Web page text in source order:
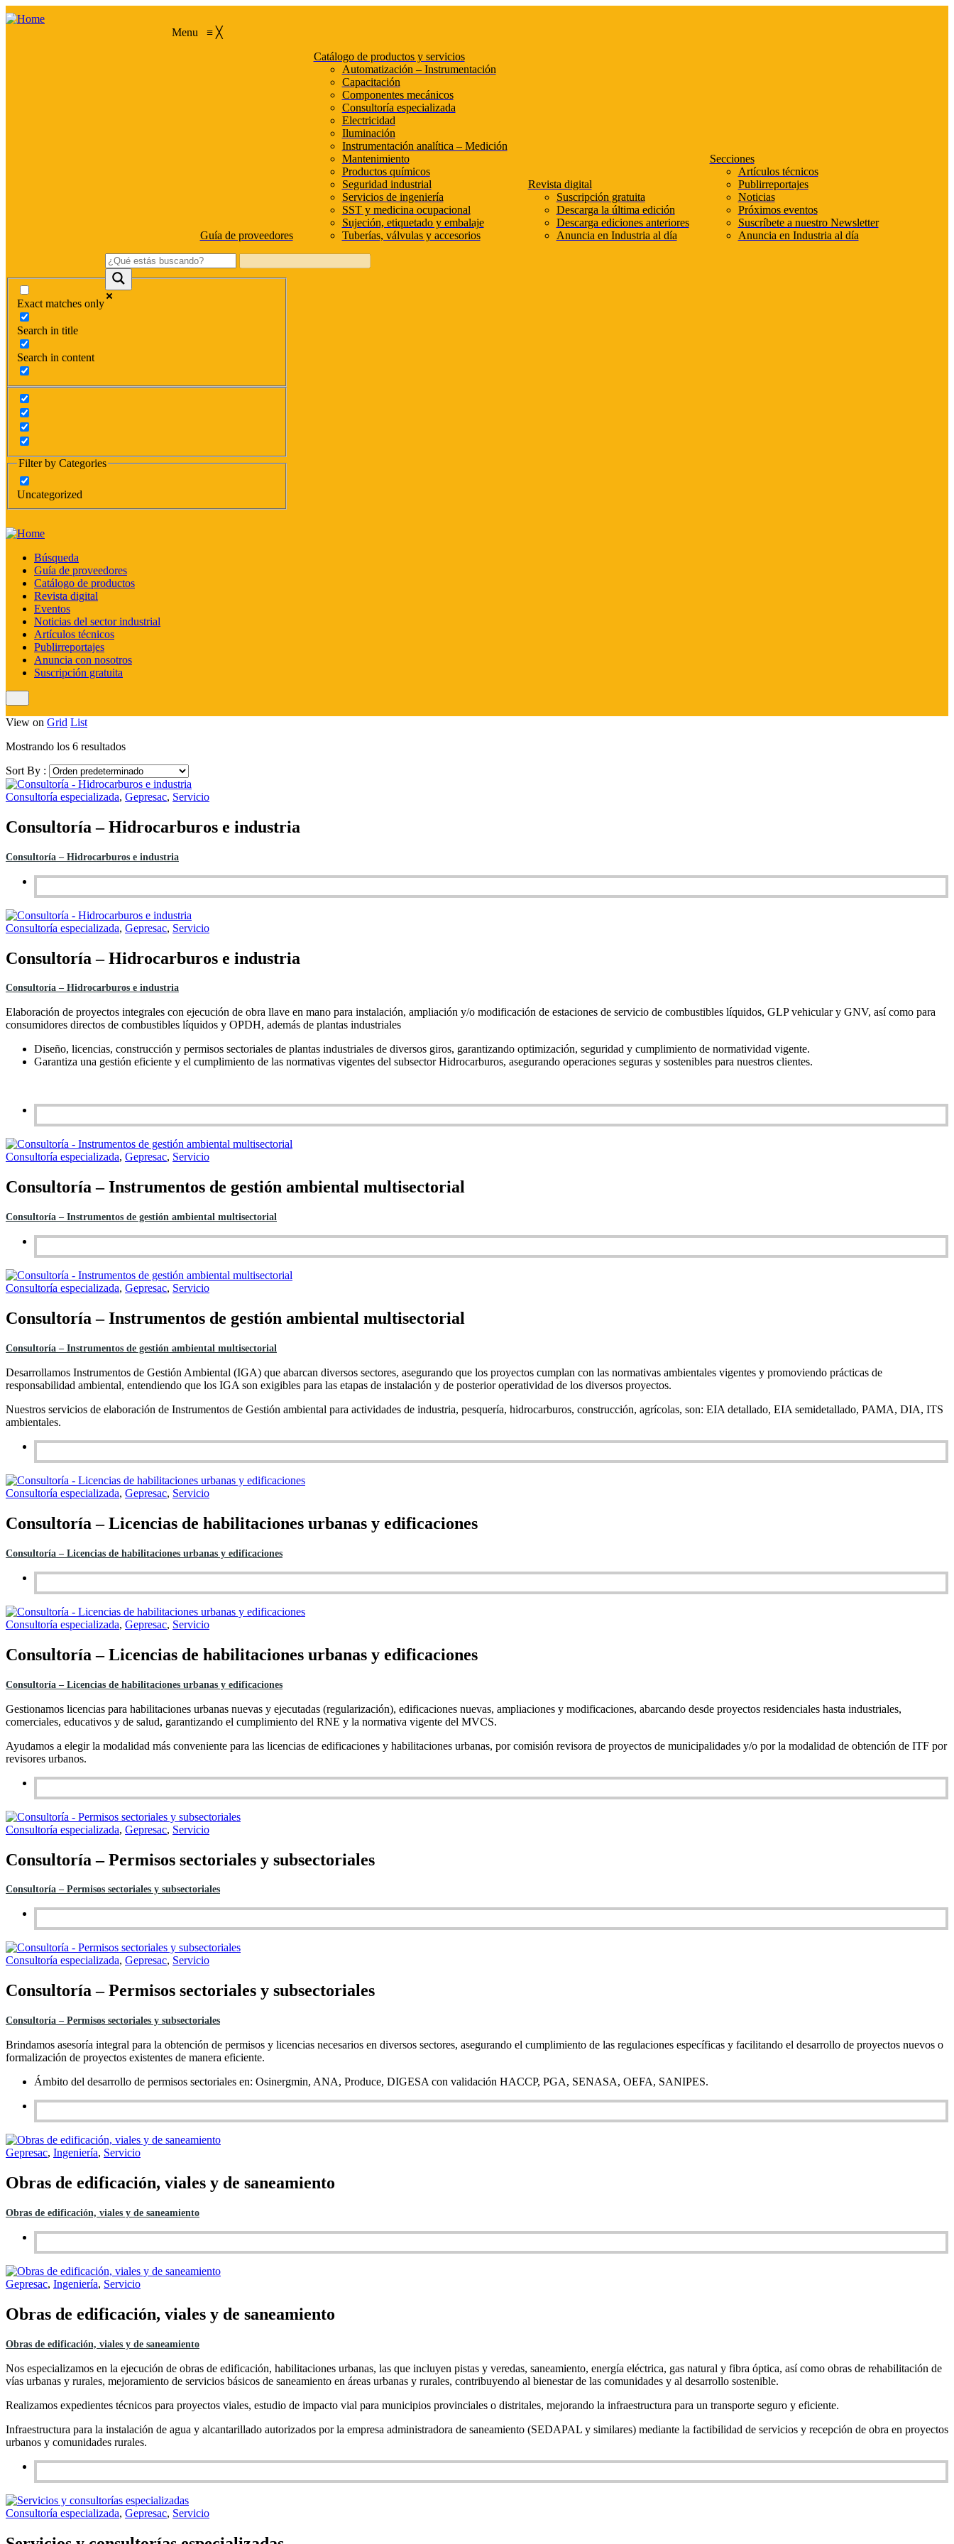
Menu ≡ ╳
Guía de proveedores
Catálogo de productos y servicios
Automatización – Instrumentación
Capacitación
Componentes mecánicos
Consultoría especializada
Electricidad
Iluminación
Instrumentación analítica – Medición
Mantenimiento
Productos químicos
Seguridad industrial
Servicios de ingeniería
SST y medicina ocupacional
Sujeción, etiquetado y embalaje
Tuberías, válvulas y accesorios
Revista digital
Suscripción gratuita
Descarga la última edición
Descarga ediciones anteriores
Anuncia en Industria al día
Secciones
Artículos técnicos
Publirreportajes
Noticias
Próximos eventos
Suscríbete a nuestro Newsletter
Anuncia en Industria al día
Exact matches only
Search in title
Search in content
Filter by Categories
Uncategorized
Búsqueda
Guía de proveedores
Catálogo de productos
Revista digital
Eventos
Noticias del sector industrial
Artículos técnicos
Publirreportajes
Anuncia con nosotros
Suscripción gratuita
View on Grid List
Mostrando los 6 resultados
Sort By :
Consultoría especializada, Gepresac, Servicio
Consultoría – Hidrocarburos e industria
Consultoría – Hidrocarburos e industria
Consultoría especializada, Gepresac, Servicio
Consultoría – Hidrocarburos e industria
Consultoría – Hidrocarburos e industria
Elaboración de proyectos integrales con ejecución de obra llave en mano para instalación, ampliación y/o modificación de estaciones de servicio de combustibles líquidos, GLP vehicular y GNV, así como para
consumidores directos de combustibles líquidos y OPDH, además de plantas industriales
Diseño, licencias, construcción y permisos sectoriales de plantas industriales de diversos giros, garantizando optimización, seguridad y cumplimiento de normatividad vigente.
Garantiza una gestión eficiente y el cumplimiento de las normativas vigentes del subsector Hidrocarburos, asegurando operaciones seguras y sostenibles para nuestros clientes.
Consultoría especializada, Gepresac, Servicio
Consultoría – Instrumentos de gestión ambiental multisectorial
Consultoría – Instrumentos de gestión ambiental multisectorial
Consultoría especializada, Gepresac, Servicio
Consultoría – Instrumentos de gestión ambiental multisectorial
Consultoría – Instrumentos de gestión ambiental multisectorial
Desarrollamos Instrumentos de Gestión Ambiental (IGA) que abarcan diversos sectores, asegurando que los proyectos cumplan con las normativas ambientales vigentes y promoviendo prácticas de
responsabilidad ambiental, entendiendo que los IGA son exigibles para las etapas de instalación y de posterior operatividad de los diversos proyectos.
Nuestros servicios de elaboración de Instrumentos de Gestión ambiental para actividades de industria, pesquería, hidrocarburos, construcción, agrícolas, son: EIA detallado, EIA semidetallado, PAMA, DIA, ITS
ambientales.
Consultoría especializada, Gepresac, Servicio
Consultoría – Licencias de habilitaciones urbanas y edificaciones
Consultoría – Licencias de habilitaciones urbanas y edificaciones
Consultoría especializada, Gepresac, Servicio
Consultoría – Licencias de habilitaciones urbanas y edificaciones
Consultoría – Licencias de habilitaciones urbanas y edificaciones
Gestionamos licencias para habilitaciones urbanas nuevas y ejecutadas (regularización), edificaciones nuevas, ampliaciones y modificaciones, abarcando desde proyectos residenciales hasta industriales,
comerciales, educativos y de salud, garantizando el cumplimiento del RNE y la normativa vigente del MVCS.
Ayudamos a elegir la modalidad más conveniente para las licencias de edificaciones y habilitaciones urbanas, por comisión revisora de proyectos de municipalidades y/o por la modalidad de obtención de ITF por
revisores urbanos.
Consultoría especializada, Gepresac, Servicio
Consultoría – Permisos sectoriales y subsectoriales
Consultoría – Permisos sectoriales y subsectoriales
Consultoría especializada, Gepresac, Servicio
Consultoría – Permisos sectoriales y subsectoriales
Consultoría – Permisos sectoriales y subsectoriales
Brindamos asesoría integral para la obtención de permisos y licencias necesarios en diversos sectores, asegurando el cumplimiento de las regulaciones específicas y facilitando el desarrollo de proyectos nuevos o
formalización de proyectos existentes de manera eficiente.
Ámbito del desarrollo de permisos sectoriales en: Osinergmin, ANA, Produce, DIGESA con validación HACCP, PGA, SENASA, OEFA, SANIPES.
Gepresac, Ingeniería, Servicio
Obras de edificación, viales y de saneamiento
Obras de edificación, viales y de saneamiento
Gepresac, Ingeniería, Servicio
Obras de edificación, viales y de saneamiento
Obras de edificación, viales y de saneamiento
Nos especializamos en la ejecución de obras de edificación, habilitaciones urbanas, las que incluyen pistas y veredas, saneamiento, energía eléctrica, gas natural y fibra óptica, así como obras de rehabilitación de
vías urbanas y rurales, mejoramiento de servicios básicos de saneamiento en áreas urbanas y rurales, contribuyendo al bienestar de las comunidades y al desarrollo sostenible.
Realizamos expedientes técnicos para proyectos viales, estudio de impacto vial para municipios provinciales o distritales, mejorando la infraestructura para un transporte seguro y eficiente.
Infraestructura para la instalación de agua y alcantarillado autorizados por la empresa administradora de saneamiento (SEDAPAL y similares) mediante la factibilidad de servicios y recepción de obra en proyectos
urbanos y comunidades rurales.
Consultoría especializada, Gepresac, Servicio